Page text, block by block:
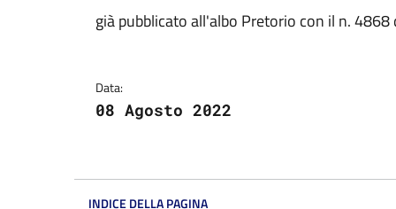
Dettagli della
già pubblicato all'albo Pretorio con il n.
Data:
08 Agosto 2022
INDICE DELLA PAGINA